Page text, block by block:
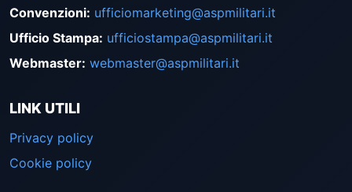
Convenzioni: ufficiomarketing@aspmilitari.it
Ufficio Stampa: ufficiostampa@aspmilitari.it
Webmaster: webmaster@aspmilitari.it
LINK UTILI
Privacy policy
Cookie policy